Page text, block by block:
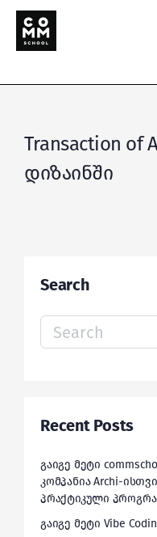
Transaction of
დიზაინში
Search
Search
for:
Recent Posts
გაიგე მეტი
კომპანია Archi-
პრაქტიკული
გაიგე მეტი Vibe